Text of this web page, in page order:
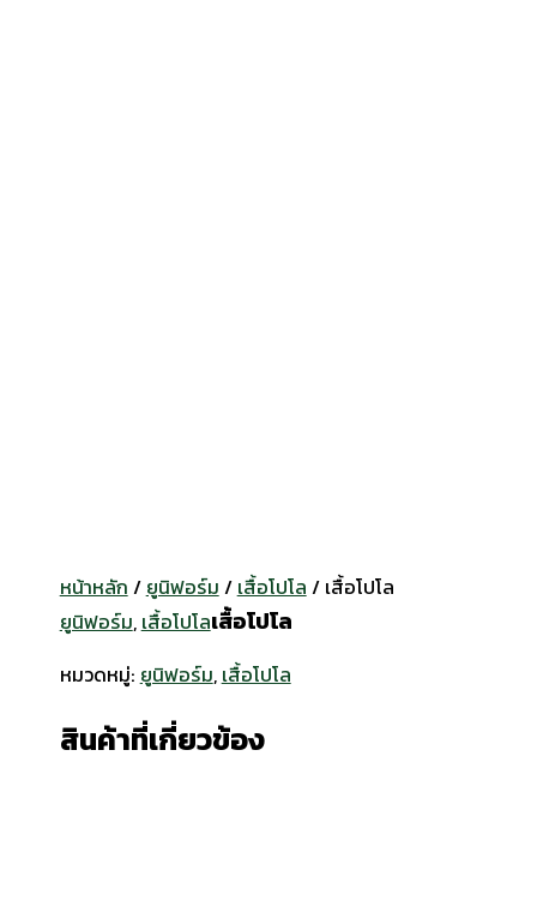
หน้าหลัก / ยูนิฟอร์ม / เสื้อโปโล / เสื้อโปโล
ยูนิฟอร์ม, เสื้อโปโลเสื้อโปโล
หมวดหมู่: ยูนิฟอร์ม, เสื้อโปโล
สินค้าที่เกี่ยวข้อง